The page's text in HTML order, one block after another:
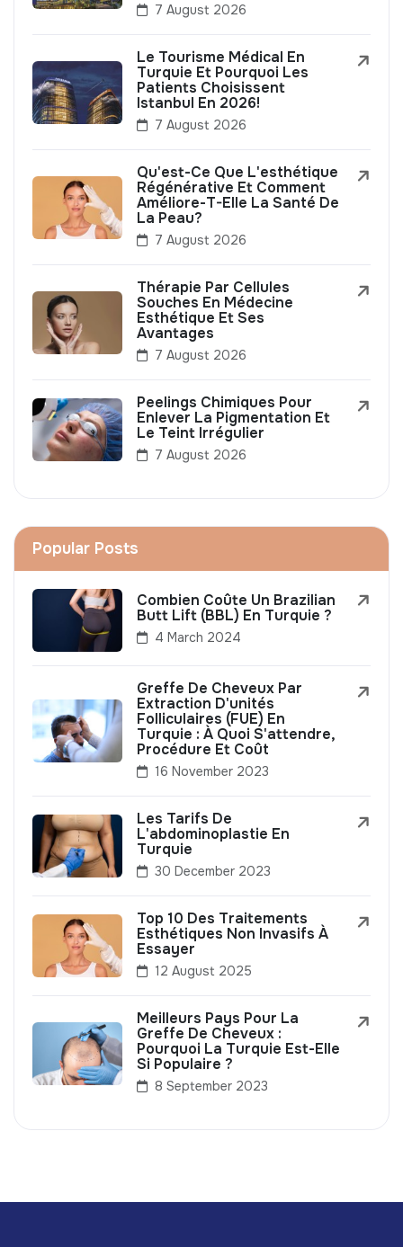
7 August 2026
Le Tourisme Médical En
Turquie Et Pourquoi Les
Patients Choisissent
Istanbul En 2026!
7 August 2026
Qu'est-Ce Que L'esthétique
Régénérative Et Comment
Améliore-T-Elle La Santé De
La Peau?
7 August 2026
Thérapie Par Cellules
Souches En Médecine
Esthétique Et Ses
Avantages
7 August 2026
Peelings Chimiques Pour
Enlever La Pigmentation Et
Le Teint Irrégulier
7 August 2026
Popular Posts
Combien Coûte Un Brazilian
Butt Lift (BBL) En Turquie ?
4 March 2024
Greffe De Cheveux Par
Extraction D'unités
Folliculaires (FUE) En
Turquie : À Quoi S'attendre,
Procédure Et Coût
16 November 2023
Les Tarifs De
L'abdominoplastie En
Turquie
30 December 2023
Top 10 Des Traitements
Esthétiques Non Invasifs À
Essayer
12 August 2025
Meilleurs Pays Pour La
Greffe De Cheveux :
Pourquoi La Turquie Est-Elle
Si Populaire ?
8 September 2023